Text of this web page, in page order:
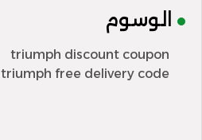
الوسوم
triumph discount coupon
triumph free delivery code